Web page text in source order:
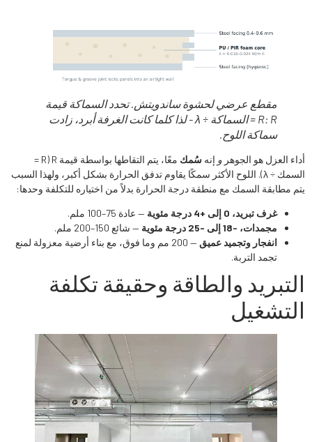
مقطع عرضي لحشوة ساندويتش. تحدد السماكة قيمة
R: R = السماكة ÷ λ - لذا كلما كانت الغرفة أبرد، زادت
سماكة اللوح.
أداء العزل هو الجوهر و إنه سُمك
معًا، يتم التقاطها بواسطة قيمة R (R =
السمك ÷ λ). اللوح الأكثر سمكًا يقاوم تدفق الحرارة بشكل أكبر، ولهذا السبب
يتم مطابقة السمك مع منطقة درجة الحرارة بدلاً من اختياره للتكلفة وحدها:
غرف تبريد، 0 إلى +4 درجة مئوية
— عادة 75–100 ملم.
مجمدات، -18 إلى -25 درجة مئوية
— شائع 150–200 ملم.
انفجار وتجميد عميق
— 200 مم وما فوق، مع بناء أرضية معزولة لمنع
تجمد التربة.
التبريد والطاقة وحقيقة تكلفة
التشغيل